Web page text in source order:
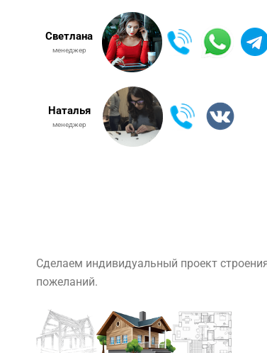
Светлана
менеджер
Наталья
менеджер
Сделаем индивидуальный проект
пожеланий.